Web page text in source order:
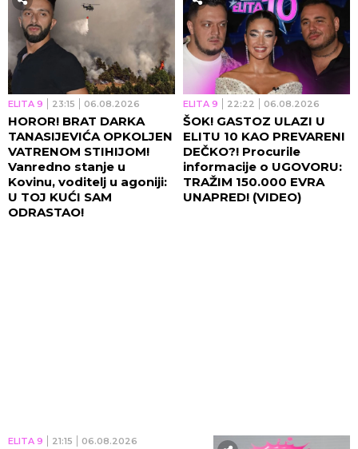
ELITA 9 23:15 06.08.2026
HOROR! BRAT DARKA
TANASIJEVIĆA OPKOLJEN
VATRENOM STIHIJOM!
Vanredno stanje u
Kovinu, voditelj u agoniji:
U TOJ KUĆI SAM
ODRASTAO!
ELITA 9 22:22 06.08.2026
ŠOK! GASTOZ ULAZI U
ELITU 10 KAO PREVARENI
DEČKO?! Procurile
informacije o UGOVORU:
TRAŽIM 150.000 EVRA
UNAPRED! (VIDEO)
ELITA 9 21:15 06.08.2026